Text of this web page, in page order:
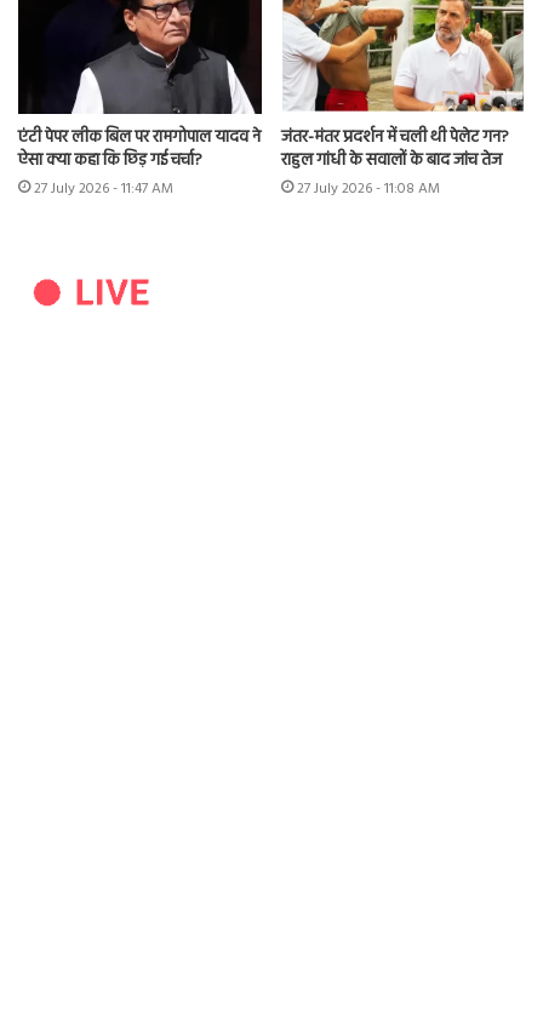
एंटी पेपर लीक बिल पर रामगोपाल यादव ने
ऐसा क्या कहा कि छिड़ गई चर्चा?
27 July 2026 - 11:47 AM
जंतर-मंतर प्रदर्शन में चली थी पेलेट गन?
राहुल गांधी के सवालों के बाद जांच तेज
27 July 2026 - 11:08 AM